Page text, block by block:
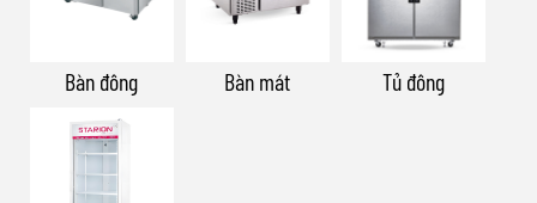
Bàn đông Bàn mát Tủ đông